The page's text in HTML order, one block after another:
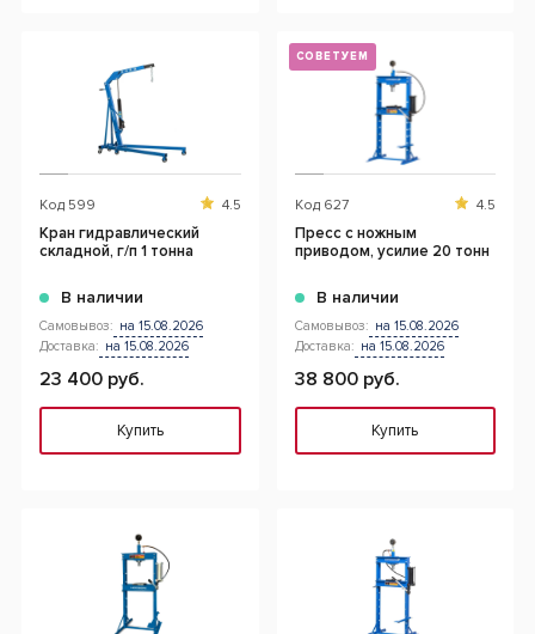
Код 599 4.5
Кран гидравлический
складной, г/п 1 тонна
В наличии
Самовывоз: на 15.08.2026
Доставка: на 15.08.2026
23 400 руб.
Купить
СОВЕТУЕМ
Код 627 4.5
Пресс с ножным
приводом, усилие 20 тонн
В наличии
Самовывоз: на 15.08.2026
Доставка: на 15.08.2026
38 800 руб.
Купить